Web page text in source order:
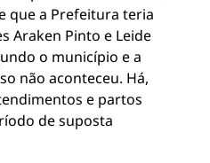
que a Prefeitura teria
Araken Pinto e Leide
o município e a
não aconteceu. Há,
e partos
de suposta